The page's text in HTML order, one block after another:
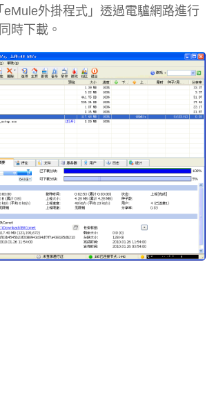
eMule外掛程式」透過電驢網路進行
時下載。